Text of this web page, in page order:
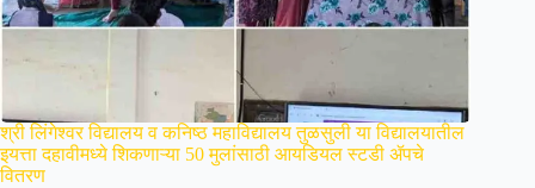
श्री लिंगेश्वर विद्यालय व कनिष्ठ महाविद्यालय तुळसुली या विद्यालयातील
इयत्ता दहावीमध्ये शिकणाऱ्या 50 मुलांसाठी आयडियल स्टडी ॲपचे
वितरण